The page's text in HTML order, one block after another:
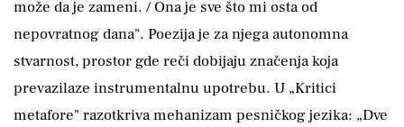
može da je zameni. / Ona je sve što mi osta od
nepovratnog dana". Poezija je za njega autonomna
stvarnost, prostor gde reči dobijaju značenja koja
prevazilaze instrumentalnu upotrebu. U „Kritici
metafore" razotkriva mehanizam pesničkog jezika: „Dve